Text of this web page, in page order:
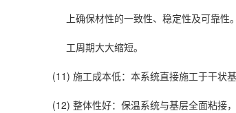
上确保材性的一致性、稳定性及可靠性
工周期大大缩短。
(11) 施工成本低：本系统直接施工于干状
(12) 整体性好：保温系统与基层全面粘接